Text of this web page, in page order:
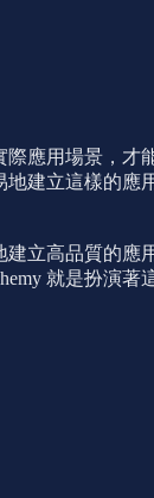
應用場景，
建立這樣的
立高品質的
就是扮演著